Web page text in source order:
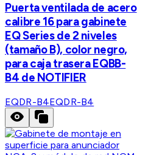
Puerta ventilada de acero
calibre 16 para gabinete
EQ Series de 2 niveles
(tamaño B), color negro,
para caja trasera EQBB-
B4 de NOTIFIER
EQDR-B4EQDR-B4